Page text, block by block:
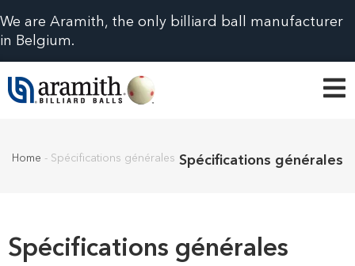
We are Aramith, the only billiard ball manufacturer
in Belgium.
Home - Spécifications générales Spécifications générales
Spécifications générales